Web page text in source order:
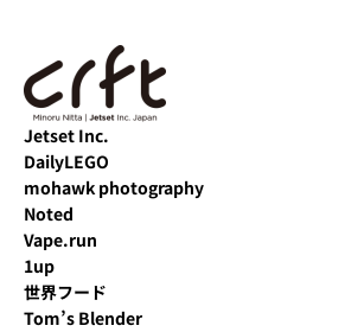
Jetset Inc.
DailyLEGO
mohawk photography
Noted
Vape.run
1up
世界フード
Tom’s Blender